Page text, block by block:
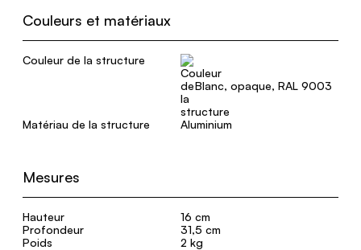
Couleurs et matériaux
Couleur de la structure
Blanc, opaque, RAL 9003
Matériau de la structure Aluminium
Mesures
Hauteur
16 cm
Profondeur
31,5 cm
Poids
2 kg